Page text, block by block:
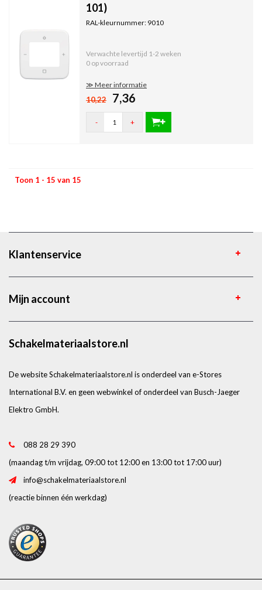
101)
RAL-kleurnummer: 9010
Verwachte levertijd 1-2 weken
0 op voorraad
≫ Meer informatie
10,22 7,36
- +
Toon 1 - 15 van 15
Klantenservice
Mijn account
Schakelmateriaalstore.nl
De website Schakelmateriaalstore.nl is onderdeel van e-Stores
International B.V. en geen webwinkel of onderdeel van Busch-Jaeger
Elektro GmbH.
088 28 29 390
(maandag t/m vrijdag, 09:00 tot 12:00 en 13:00 tot 17:00 uur)
info@schakelmateriaalstore.nl
(reactie binnen één werkdag)